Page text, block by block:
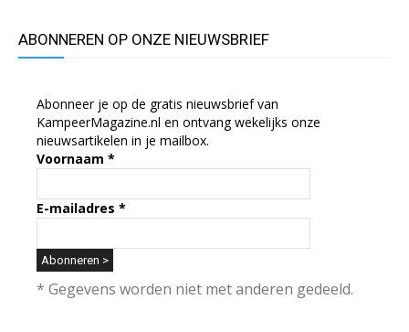
ABONNEREN OP ONZE NIEUWSBRIEF
Abonneer je op de gratis nieuwsbrief van
KampeerMagazine.nl en ontvang wekelijks onze
nieuwsartikelen in je mailbox.
Voornaam *
E-mailadres *
* Gegevens worden niet met anderen gedeeld.